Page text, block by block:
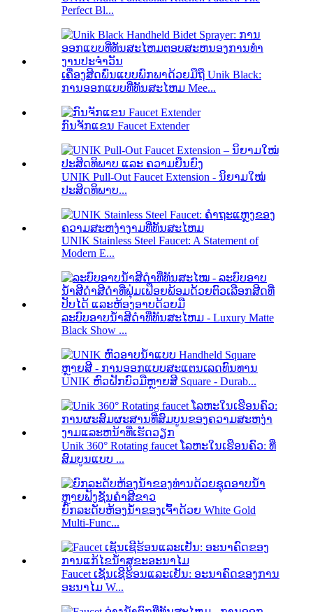
Perfect Bl...
ເຄື່ອງສີດພົ່ນແບບພົກພາດ້ວຍມືຖື Unik Black:
ການອອກແບບທີ່ທັນສະໄຫມ Mee...
ກົນຈັກແຂນ Faucet Extender
UNIK Pull-Out Faucet Extension - ນິຍາມໃໝ່
ປະສິດທິພາບ...
UNIK Stainless Steel Faucet: A Statement of
Modern E...
ລະ​ບົບ​ອາບ​ນ​້​ໍາ​ສີ​ດໍາ​ທີ່​ທັນ​ສະ​ໄຫມ - Luxury Matte
Black Show ...
UNIK ຫົວຝັກບົວມືຫຼາຍສີ Square - Durab...
Unik 360° Rotating faucet ໂລຫະໃນເຮືອນຄົວ: ທີ່
ສົມບູນແບບ ...
ຍົກລະດັບຫ້ອງນ້ຳຂອງເຈົ້າດ້ວຍ White Gold
Multi-Func...
Faucet ເຊັນເຊີຮ້ອນແລະເຢັນ: ອະນາຄົດຂອງການ
ອະນາໄມ W...